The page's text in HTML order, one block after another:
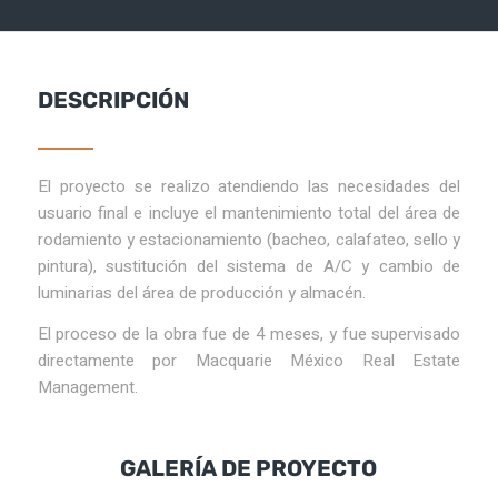
DESCRIPCIÓN
El proyecto se realizo atendiendo las necesidades del
usuario final e incluye el mantenimiento total del área de
rodamiento y estacionamiento (bacheo, calafateo, sello y
pintura), sustitución del sistema de A/C y cambio de
luminarias del área de producción y almacén.
El proceso de la obra fue de 4 meses, y fue supervisado
directamente por Macquarie México Real Estate
Management.
GALERÍA DE PROYECTO